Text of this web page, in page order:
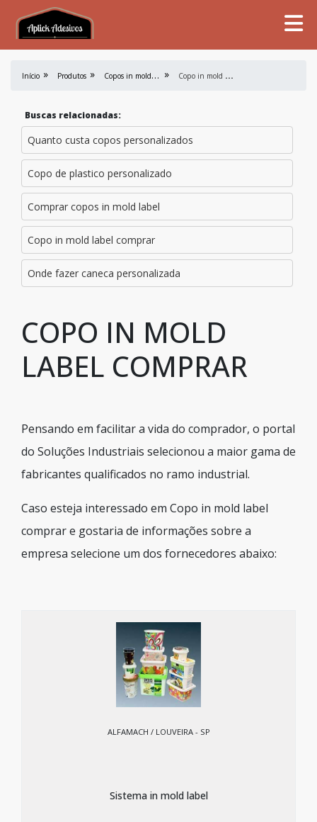
Início Produtos C
opos in mold label C
opo in mold label comprar
Buscas relacionadas:
Quanto custa copos personalizados
Copo de plastico personalizado
Comprar copos in mold label
Copo in mold label comprar
Onde fazer caneca personalizada
COPO IN MOLD
LABEL COMPRAR
Pensando em facilitar a vida do comprador, o portal
do Soluções Industriais selecionou a maior gama de
fabricantes qualificados no ramo industrial.
Caso esteja interessado em Copo in mold label
comprar e gostaria de informações sobre a
empresa selecione um dos fornecedores abaixo:
ALFAMACH / LOUVEIRA - SP
Sistema in mold label